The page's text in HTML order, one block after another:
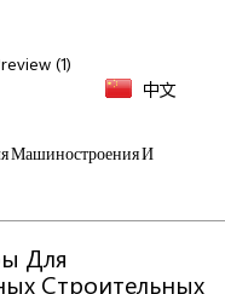
中文
Машиностроения И
Для
Строительных